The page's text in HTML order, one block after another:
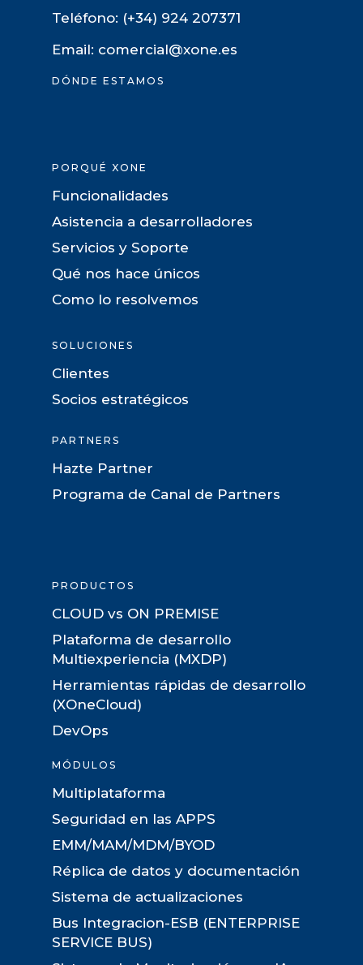
Teléfono: (+34) 924 207371
Email: comercial@xone.es
DÓNDE ESTAMOS
PORQUÉ XONE
Funcionalidades
Asistencia a desarrolladores
Servicios y Soporte
Qué nos hace únicos
Como lo resolvemos
SOLUCIONES
Clientes
Socios estratégicos
PARTNERS
Hazte Partner
Programa de Canal de Partners
PRODUCTOS
CLOUD vs ON PREMISE
Plataforma de desarrollo
Multiexperiencia (MXDP)
Herramientas rápidas de desarrollo
(XOneCloud)
DevOps
MÓDULOS
Multiplataforma
Seguridad en las APPS
EMM/MAM/MDM/BYOD
Réplica de datos y documentación
Sistema de actualizaciones
Bus Integracion-ESB (ENTERPRISE
SERVICE BUS)